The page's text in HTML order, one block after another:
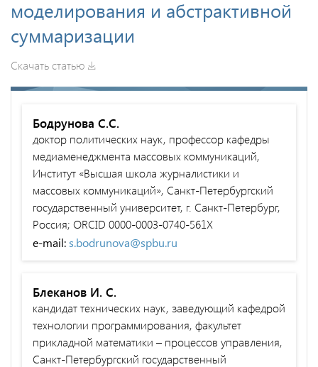
моделирования и абстрактивной
суммаризации
Скачать статью
Бодрунова С.С.
доктор политических наук, профессор кафедры
медиаменеджмента массовых коммуникаций,
Институт «Высшая школа журналистики и
массовых коммуникаций», Санкт-Петербургский
государственный университет, г. Санкт-Петербург,
Россия; ORCID 0000-0003-0740-561X
e-mail:s.bodrunova@spbu.ru
Блеканов И. С.
кандидат технических наук, заведующий кафедрой
технологии программирования, факультет
прикладной математики – процессов управления,
Санкт-Петербургский государственный